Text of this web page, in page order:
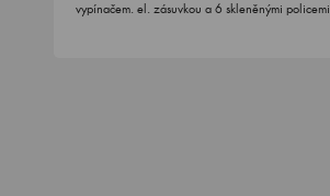
vypínačem. el. zásuvkou a 6 skleněnými policemi